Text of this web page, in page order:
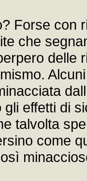
Forse con
che
delle
effetti di
talvolta
come